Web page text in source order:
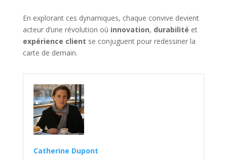
En explorant ces dynamiques, chaque convive devient
acteur d’une révolution où innovation, durabilité et
expérience client se conjuguent pour redessiner la
carte de demain.
Catherine Dupont